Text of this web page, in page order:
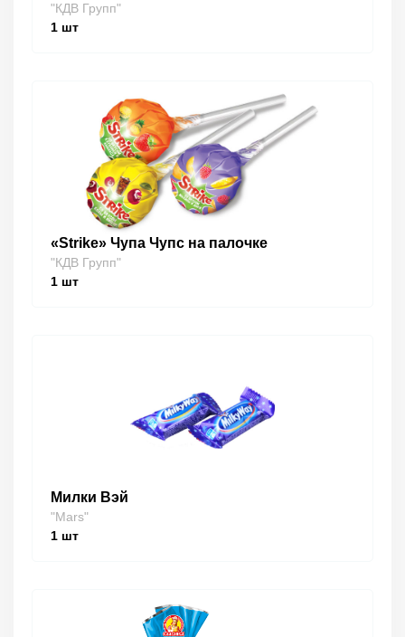
"КДВ Групп"
1 шт
«Strike» Чупа Чупс на палочке
"КДВ Групп"
1 шт
Милки Вэй
"Mars"
1 шт